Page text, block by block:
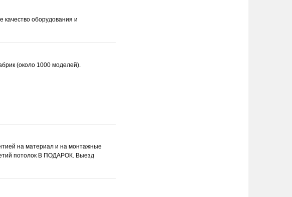
качество оборудования и
(около 1000 моделей).
на материал и на монтажные
потолок В ПОДАРОК. Выезд